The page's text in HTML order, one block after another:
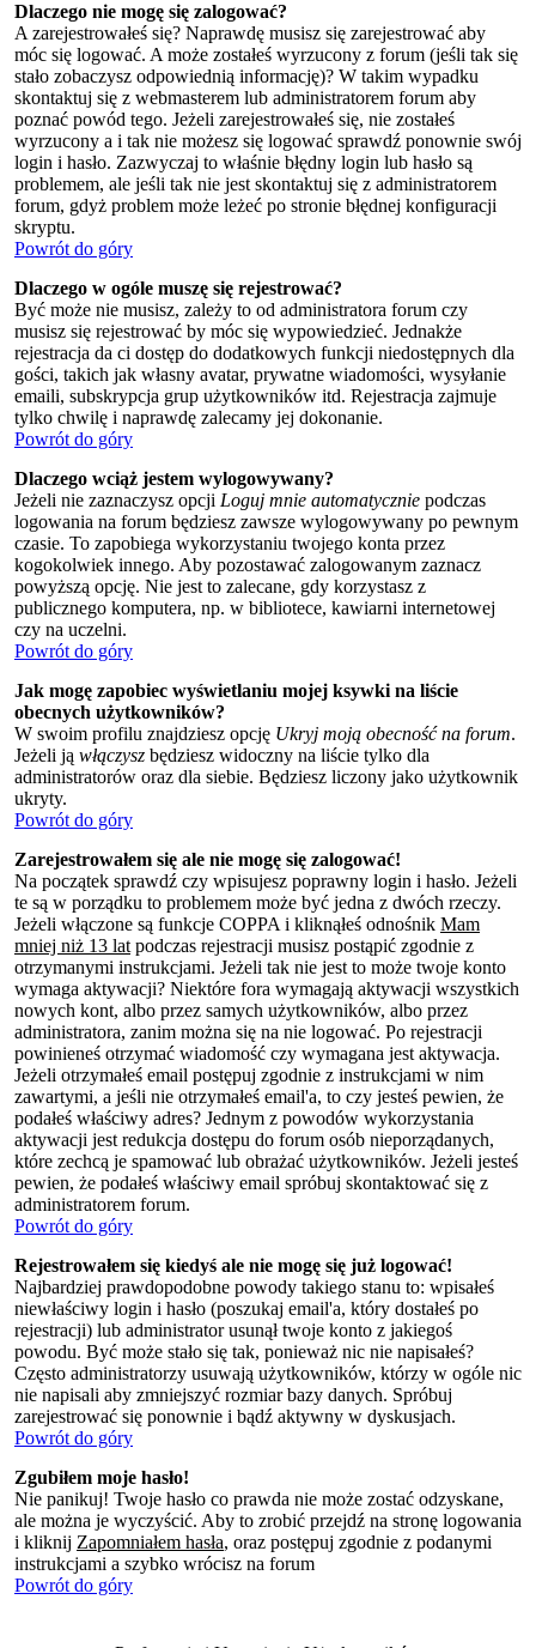
Dlaczego nie mogę się zalogować?
A zarejestrowałeś się? Naprawdę musisz się zarejestrować aby
móc się logować. A może zostałeś wyrzucony z forum (jeśli tak się
stało zobaczysz odpowiednią informację)? W takim wypadku
skontaktuj się z webmasterem lub administratorem forum aby
poznać powód tego. Jeżeli zarejestrowałeś się, nie zostałeś
wyrzucony a i tak nie możesz się logować sprawdź ponownie swój
login i hasło. Zazwyczaj to właśnie błędny login lub hasło są
problemem, ale jeśli tak nie jest skontaktuj się z administratorem
forum, gdyż problem może leżeć po stronie błędnej konfiguracji
skryptu.
Powrót do góry
Dlaczego w ogóle muszę się rejestrować?
Być może nie musisz, zależy to od administratora forum czy
musisz się rejestrować by móc się wypowiedzieć. Jednakże
rejestracja da ci dostęp do dodatkowych funkcji niedostępnych dla
gości, takich jak własny avatar, prywatne wiadomości, wysyłanie
emaili, subskrypcja grup użytkowników itd. Rejestracja zajmuje
tylko chwilę i naprawdę zalecamy jej dokonanie.
Powrót do góry
Dlaczego wciąż jestem wylogowywany?
Jeżeli nie zaznaczysz opcji Loguj mnie automatycznie podczas
logowania na forum będziesz zawsze wylogowywany po pewnym
czasie. To zapobiega wykorzystaniu twojego konta przez
kogokolwiek innego. Aby pozostawać zalogowanym zaznacz
powyższą opcję. Nie jest to zalecane, gdy korzystasz z
publicznego komputera, np. w bibliotece, kawiarni internetowej
czy na uczelni.
Powrót do góry
Jak mogę zapobiec wyświetlaniu mojej ksywki na liście
obecnych użytkowników?
W swoim profilu znajdziesz opcję Ukryj moją obecność na forum.
Jeżeli ją włączysz będziesz widoczny na liście tylko dla
administratorów oraz dla siebie. Będziesz liczony jako użytkownik
ukryty.
Powrót do góry
Zarejestrowałem się ale nie mogę się zalogować!
Na początek sprawdź czy wpisujesz poprawny login i hasło. Jeżeli
te są w porządku to problemem może być jedna z dwóch rzeczy.
Jeżeli włączone są funkcje COPPA i kliknąłeś odnośnik Mam
mniej niż 13 lat podczas rejestracji musisz postąpić zgodnie z
otrzymanymi instrukcjami. Jeżeli tak nie jest to może twoje konto
wymaga aktywacji? Niektóre fora wymagają aktywacji wszystkich
nowych kont, albo przez samych użytkowników, albo przez
administratora, zanim można się na nie logować. Po rejestracji
powinieneś otrzymać wiadomość czy wymagana jest aktywacja.
Jeżeli otrzymałeś email postępuj zgodnie z instrukcjami w nim
zawartymi, a jeśli nie otrzymałeś email'a, to czy jesteś pewien, że
podałeś właściwy adres? Jednym z powodów wykorzystania
aktywacji jest redukcja dostępu do forum osób nieporządanych,
które zechcą je spamować lub obrażać użytkowników. Jeżeli jesteś
pewien, że podałeś właściwy email spróbuj skontaktować się z
administratorem forum.
Powrót do góry
Rejestrowałem się kiedyś ale nie mogę się już logować!
Najbardziej prawdopodobne powody takiego stanu to: wpisałeś
niewłaściwy login i hasło (poszukaj email'a, który dostałeś po
rejestracji) lub administrator usunął twoje konto z jakiegoś
powodu. Być może stało się tak, ponieważ nic nie napisałeś?
Często administratorzy usuwają użytkowników, którzy w ogóle nic
nie napisali aby zmniejszyć rozmiar bazy danych. Spróbuj
zarejestrować się ponownie i bądź aktywny w dyskusjach.
Powrót do góry
Zgubiłem moje hasło!
Nie panikuj! Twoje hasło co prawda nie może zostać odzyskane,
ale można je wyczyścić. Aby to zrobić przejdź na stronę logowania
i kliknij Zapomniałem hasła, oraz postępuj zgodnie z podanymi
instrukcjami a szybko wrócisz na forum
Powrót do góry